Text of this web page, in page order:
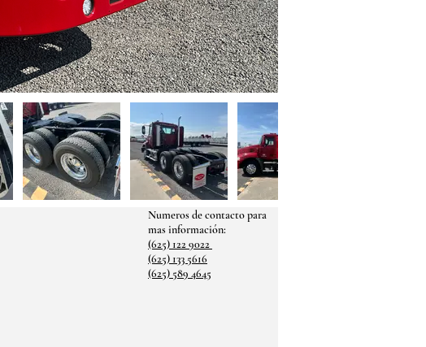
Numeros de contacto para
masinformación:
(625) 122 9022
(625) 133 5616
(625) 589 4645